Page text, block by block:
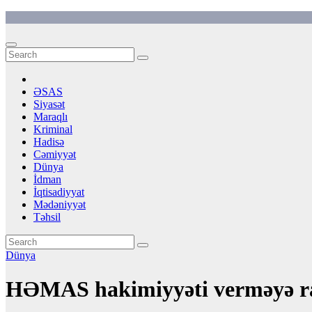
content
ƏSAS
Siyasət
Maraqlı
Kriminal
Hadisə
Cəmiyyət
Dünya
İdman
İqtisadiyyat
Mədəniyyət
Təhsil
Dünya
HƏMAS hakimiyyəti verməyə